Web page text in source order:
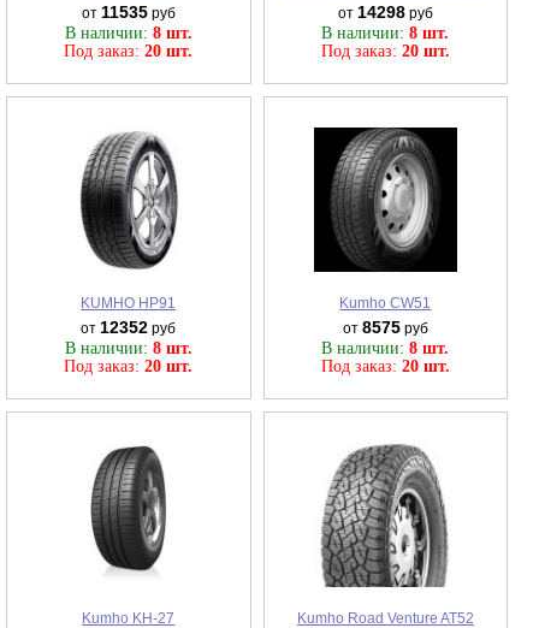
от 11535руб
В наличии: 8 шт.
Под заказ:20 шт.
от 14298руб
В наличии:8 шт.
Под заказ: 20 шт.
KUMHO HP91
от 12352 руб
В наличии: 8 шт.
Под заказ:20 шт.
Kumho CW51
от 8575руб
В наличии:8 шт.
Под заказ: 20 шт.
Kumho KH-27
Kumho Road Venture AT52